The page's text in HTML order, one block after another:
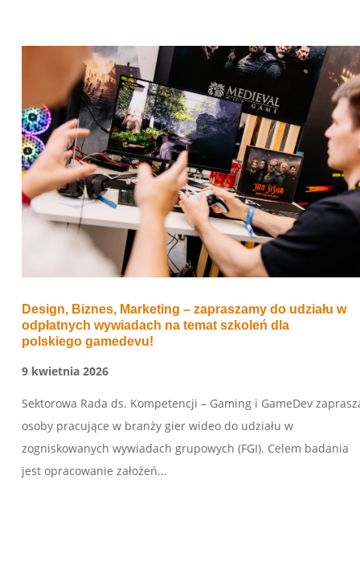
Design, Biznes, Marketing – zapraszamy do udziału w
odpłatnych wywiadach na temat szkoleń dla
polskiego gamedevu!
9 kwietnia 2026
Sektorowa Rada ds. Kompetencji – Gaming i GameDev
osoby pracujące w branży gier wideo do udziału w
zogniskowanych wywiadach grupowych (FGI). Celem badania
jest opracowanie założeń...